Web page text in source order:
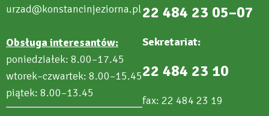
urzad@konstancinjeziorna.pl
Obsługa interesantów:
poniedziałek: 8.00–17.45
wtorek–czwartek: 8.00–15.45
piątek: 8.00–13.45
22 484 23 05–07
Sekretariat:
22 484 23 10
fax: 22 484 23 19